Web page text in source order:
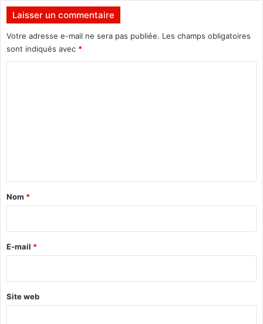
Laisser un commentaire
Votre adresse e-mail ne sera pas publiée. Les champs obligatoires
sont indiqués avec *
a
e
Nom *
E-mail *
Site web